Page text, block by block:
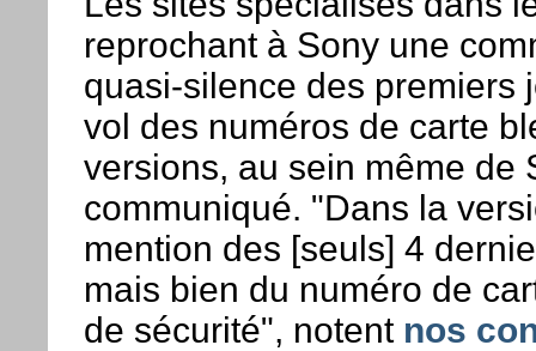
reprochant à Sony une
quasi-silence des premiers
vol des numéros de carte
versions, au sein même de
communiqué. "Dans la
mention des [seuls] 4
mais bien du numéro de
de sécurité", notent nos